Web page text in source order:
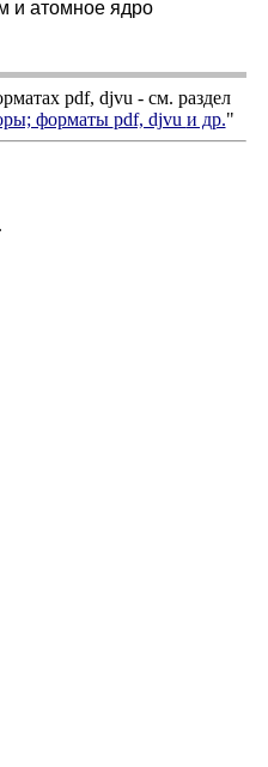
и атомное ядро
pdf, djvu - см. раздел
форматы pdf, djvu и др."
.